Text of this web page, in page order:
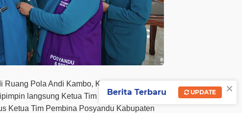
Pola Andi Kambo, Kantor Bupati
langsung Ketua Tim Penggerak PKK
Ketua Tim Pembina Posyandu Kabupaten
×
Berita Terbaru UPDATE